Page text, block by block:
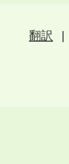
翻訳